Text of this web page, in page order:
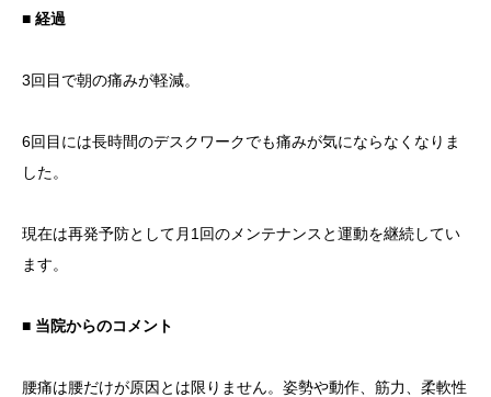
■ 経過
3回目で朝の痛みが軽減。
6回目には長時間のデスクワークでも痛みが気にならなくなりま
した。
現在は再発予防として月1回のメンテナンスと運動を継続してい
ます。
■ 当院からのコメント
腰痛は腰だけが原因とは限りません。姿勢や動作、筋力、柔軟性